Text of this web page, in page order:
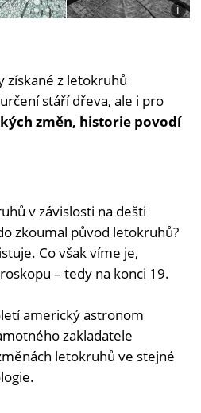
i
Foto:
(Flickr),
získané z letokruhů
stáří dřeva, ale i pro
změn, historie povodí
v závislosti na dešti
zkoumal původ letokruhů?
Co však víme je,
– tedy na konci 19.
americký astronom
zakladatele
letokruhů ve stejné